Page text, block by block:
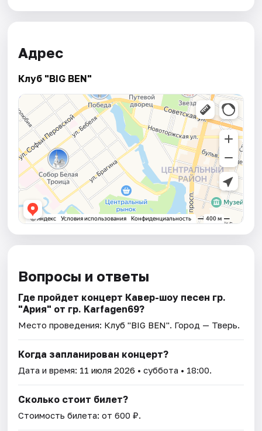
Адрес
Клуб "BIG BEN"
Вопросы и ответы
Где пройдет концерт Кавер-шоу песен гр.
"Ария" от гр. Karfagen69?
Место проведения: Клуб "BIG BEN". Город — Тверь.
Когда запланирован концерт?
Дата и время: 11 июля 2026 • суббота • 18:00.
Сколько стоит билет?
Стоимость билета: от 600 ₽.